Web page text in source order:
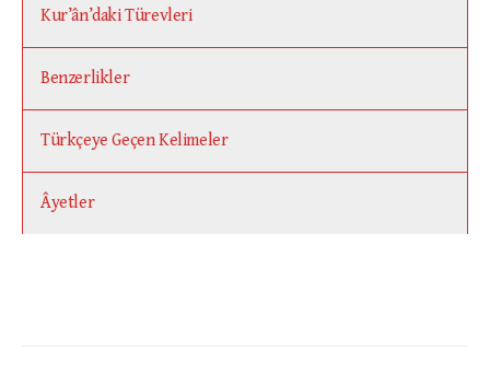
Kur’ân’daki Türevleri
Benzerlikler
Türkçeye Geçen Kelimeler
Âyetler